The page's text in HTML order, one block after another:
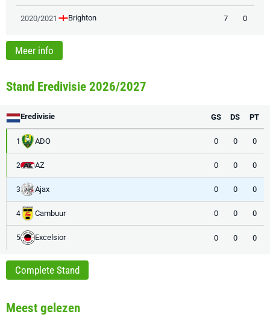
2020/2021 Brighton 7 0
Meer info
Stand Eredivisie 2026/2027
Eredivisie GS DS PT
1 ADO 0 0 0
2 AZ 0 0 0
3 Ajax 0 0 0
4 Cambuur 0 0 0
5 Excelsior 0 0 0
Complete Stand
Meest gelezen